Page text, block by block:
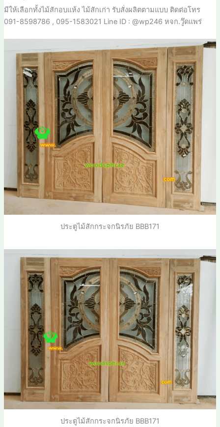
มีให้เลือกทั้งไม้สักอบแห้ง ไม้สักเก่า รับสั่งผลิตตามแบบ ติดต่อโทร
091-8598786 , 095-1583021 Line ID : @wp246 หจก.วู๊ดแพร่
ประตูไม้สักกระจกนิรภัย BBB171
ประตูไม้สักกระจกนิรภัย BBB171